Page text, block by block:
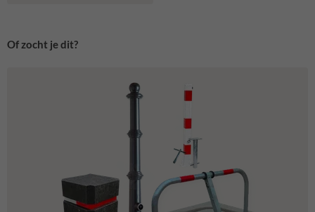
Of zocht je dit?